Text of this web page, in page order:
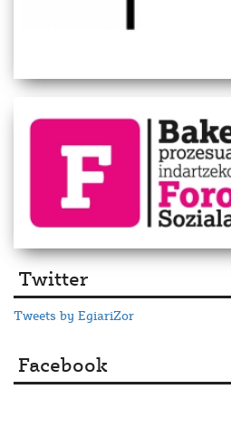
Twitter
Tweets by EgiariZor
Facebook